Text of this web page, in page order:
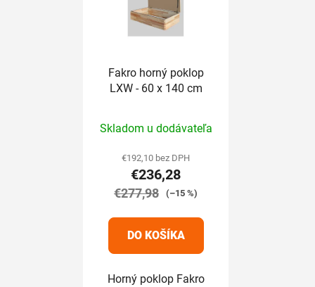
Fakro horný poklop
LXW - 60 x 140 cm
hodnotenie
produktu
je
5,0
5
hviezdičiek.
Skladom u dodávateľa
€192,10 bez DPH
€236,28
€277,98 (–15 %)
DO KOŠÍKA
Horný poklop Fakro